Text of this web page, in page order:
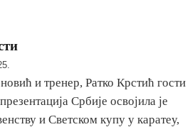
и тренер, Ратко Крстић гости
Србије освојила је
и Светском купу у каратеу,